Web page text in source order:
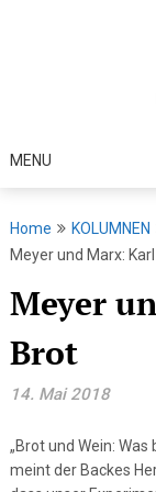
MENU
Home KOLUMNEN
Meyer und Marx:
Meyer
Brot
14. Mai 2018
„Brot und Wein:
meint der Backes